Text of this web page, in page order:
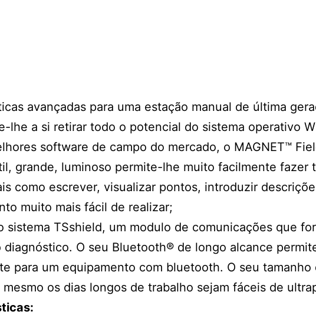
avançadas para uma estação manual de última
lhe a si retirar todo o potencial do sistema operativo
software de campo do mercado, o MAGNET™
grande, luminoso permite-lhe muito facilmente fazer
como escrever, visualizar pontos, introduzir
muito mais fácil de realizar;
sistema TSshield, um modulo de comunicações que
diagnóstico. O seu Bluetooth® de longo alcance
para um equipamento com bluetooth. O seu
os dias longos de trabalho sejam fáceis de